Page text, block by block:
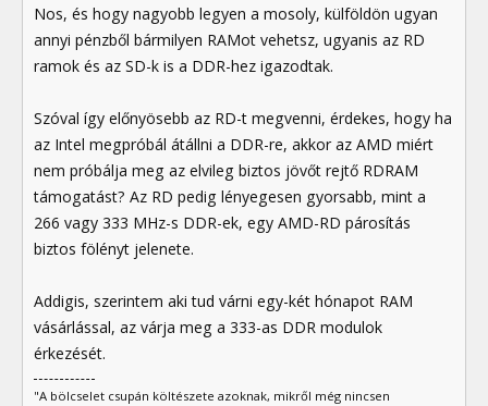
Nos, és hogy nagyobb legyen a mosoly, külföldön ugyan
annyi pénzből bármilyen RAMot vehetsz, ugyanis az RD
ramok és az SD-k is a DDR-hez igazodtak.
Szóval így előnyösebb az RD-t megvenni, érdekes, hogy ha
az Intel megpróbál átállni a DDR-re, akkor az AMD miért
nem próbálja meg az elvileg biztos jövőt rejtő RDRAM
támogatást? Az RD pedig lényegesen gyorsabb, mint a
266 vagy 333 MHz-s DDR-ek, egy AMD-RD párosítás
biztos fölényt jelenete.
Addigis, szerintem aki tud várni egy-két hónapot RAM
vásárlással, az várja meg a 333-as DDR modulok
érkezését.
"A bölcselet csupán költészete azoknak, mikről még nincsen